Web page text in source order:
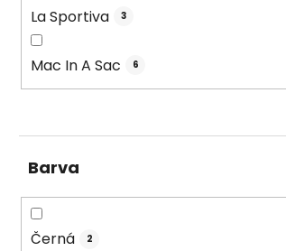
La Sportiva 3
Mac In A Sac 6
Barva
Černá 2